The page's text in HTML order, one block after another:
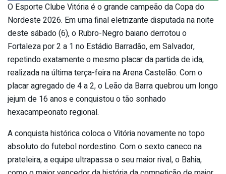
O Esporte Clube Vitória é o grande campeão da Copa do
Nordeste 2026. Em uma final eletrizante disputada na noite
deste sábado (6), o Rubro-Negro baiano derrotou o
Fortaleza por 2 a 1 no Estádio Barradão, em Salvador,
repetindo exatamente o mesmo placar da partida de ida,
realizada na última terça-feira na Arena Castelão. Com o
placar agregado de 4 a 2, o Leão da Barra quebrou um longo
jejum de 16 anos e conquistou o tão sonhado
hexacampeonato regional.
A conquista histórica coloca o Vitória novamente no topo
absoluto do futebol nordestino. Com o sexto caneco na
prateleira, a equipe ultrapassa o seu maior rival, o Bahia,